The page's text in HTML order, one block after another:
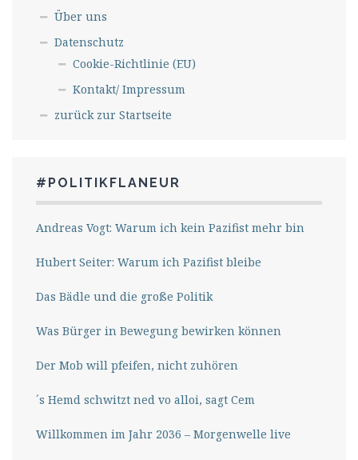
Über uns
Datenschutz
Cookie-Richtlinie (EU)
Kontakt/ Impressum
zurück zur Startseite
#POLITIKFLANEUR
Andreas Vogt: Warum ich kein Pazifist mehr bin
Hubert Seiter: Warum ich Pazifist bleibe
Das Bädle und die große Politik
Was Bürger in Bewegung bewirken können
Der Mob will pfeifen, nicht zuhören
´s Hemd schwitzt ned vo alloi, sagt Cem
Willkommen im Jahr 2036 – Morgenwelle live